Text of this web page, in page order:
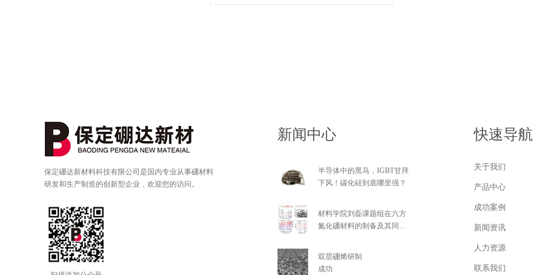
保定硼达新材料科技有限公司是国内专业从事硼材料
研发和生产制造的创新型企业，欢迎您的访问。
新闻中心
半导体中的黑马，IGBT甘拜
下风！碳化硅到底哪里强？
材料学院刘磊课题组在六方
氮化硼材料的制备及其同位
双层硼烯研制
成功
快速导航
关于我们
产品中心
成功案例
新闻资讯
人力资源
联系我们